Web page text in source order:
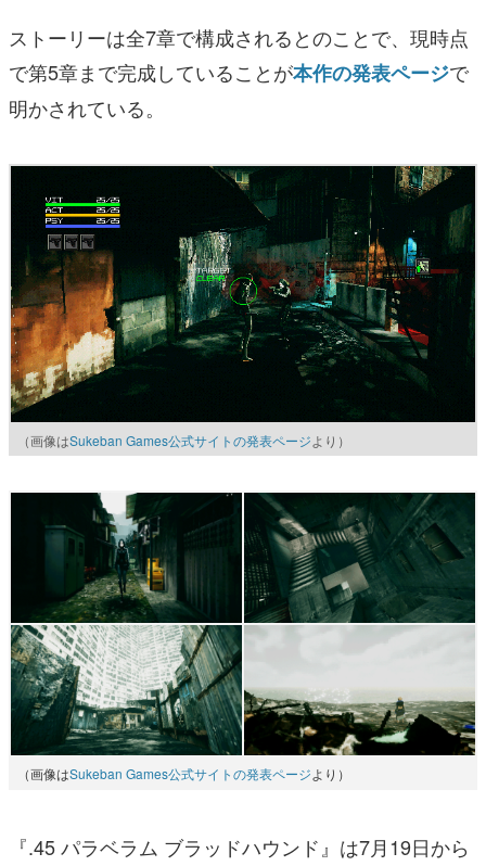
ストーリーは全7章で構成されるとのことで、現時点
で第5章まで完成していることが本作の発表ページで
明かされている。
（画像はSukeban Games公式サイトの発表ページより）
（画像はSukeban Games公式サイトの発表ページより）
『.45 パラベラム ブラッドハウンド』は7月19日から